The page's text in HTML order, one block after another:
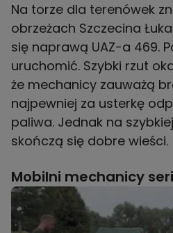
Na torze dla terenówek
obrzeżach Szczecina
się naprawą UAZ-a 469.
uruchomić. Szybki rzut
że mechanicy zauważą
najpewniej za usterkę
paliwa. Jednak na
skończą się dobre wieści.
Mobilni mechanicy